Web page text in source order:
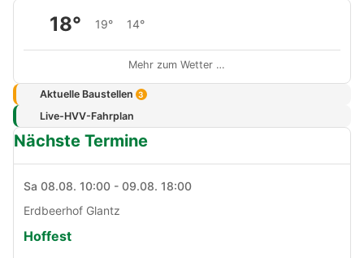
18° 19° 14°
Mehr zum Wetter …
Aktuelle Baustellen 3
Live-HVV-Fahrplan
Nächste Termine
Sa 08.08. 10:00 - 09.08. 18:00
Erdbeerhof Glantz
Hoffest